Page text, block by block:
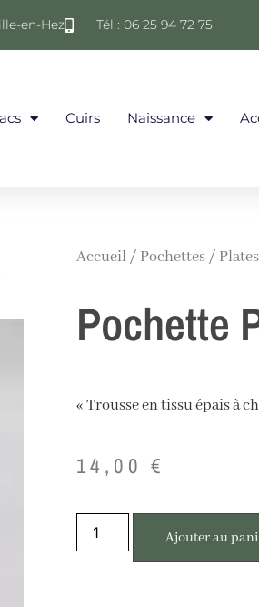
en-Hez Tél : 06 25 94 72 75
Cuirs Naissance
Accueil / Pochettes / Plates
Pochette
« Trousse en tissu épais à
14,00€
Ajouter au